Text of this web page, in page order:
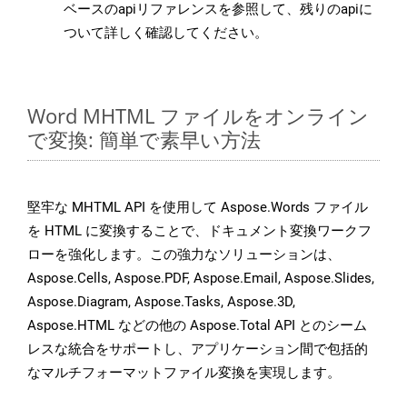
ベースのapiリファレンスを参照して、残りのapiに
ついて詳しく確認してください。
Word MHTML ファイルをオンライン
で変換: 簡単で素早い方法
堅牢な MHTML API を使用して Aspose.Words ファイル
を HTML に変換することで、ドキュメント変換ワークフ
ローを強化します。この強力なソリューションは、
Aspose.Cells, Aspose.PDF, Aspose.Email, Aspose.Slides,
Aspose.Diagram, Aspose.Tasks, Aspose.3D,
Aspose.HTML などの他の Aspose.Total API とのシーム
レスな統合をサポートし、アプリケーション間で包括的
なマルチフォーマットファイル変換を実現します。